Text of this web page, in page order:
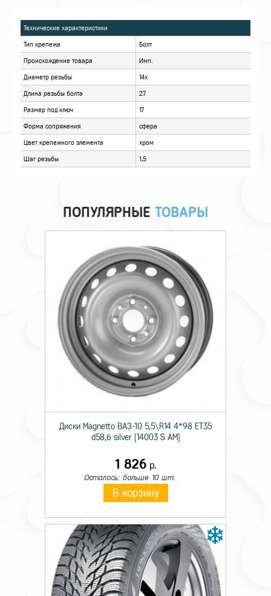
ХАРАКТЕРИСТИКИ
ОТЗЫВЫ
Технические характеристики
Происхождение товара Имп.
Диаметр резьбы
Длина резьбы болта
Размер под ключ
Цвет крепежного элемента хром
Шаг резьбы 1,5
ПОПУЛЯРНЫЕ ТОВАРЫ
Диски Magnetto ВАЗ-10 5,5\R14 4*98 ET35
d58,6 silver [14003 S AM]
1 826р.
Осталось: больше 10 шт.
В корзину